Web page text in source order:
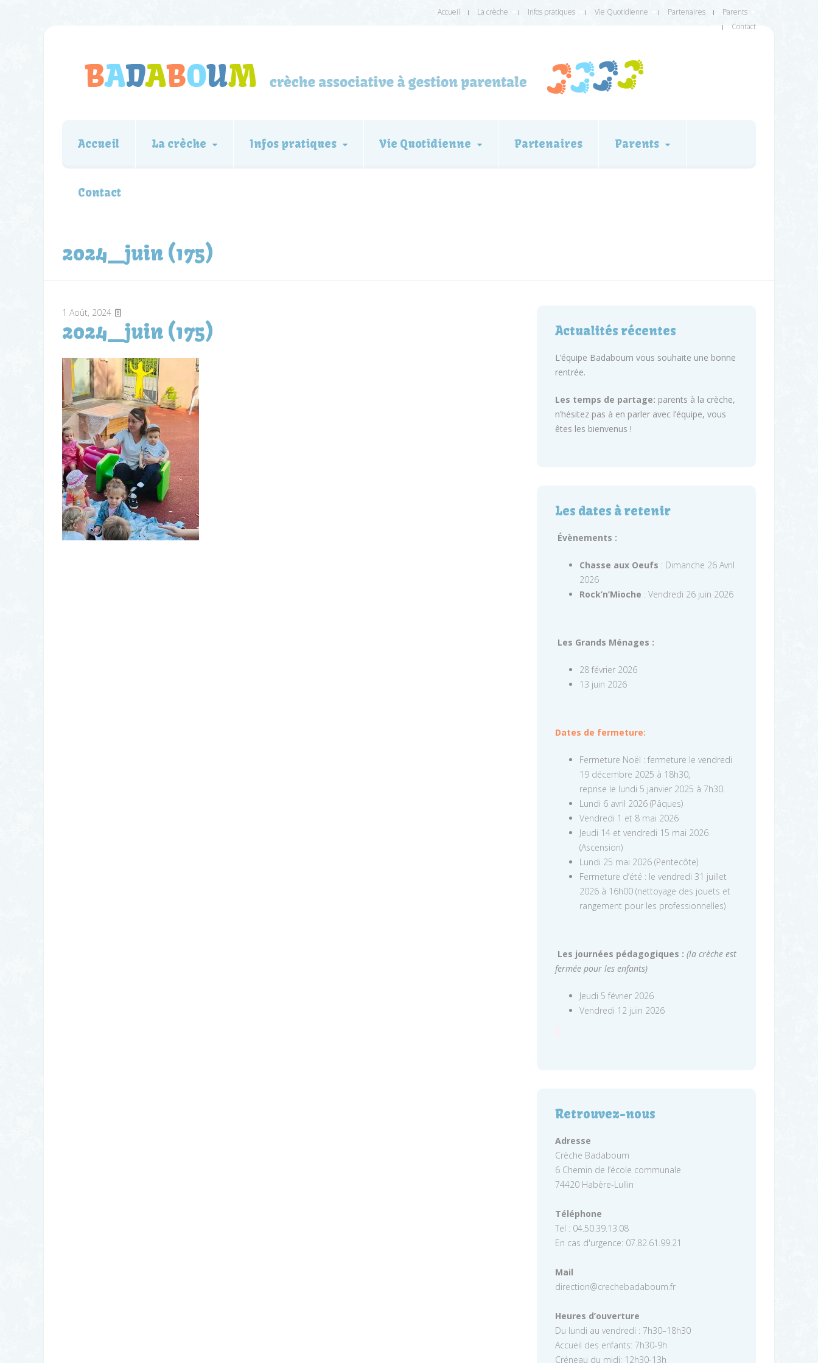
Accueil La crèche Infos pratiques Vie Quotidienne Partenaires
Parents
Contact
Accueil La crèche Infos pratiques Vie Quotidienne Partenaires Parents
Contact
2024_juin (175)
1 Août, 2024
2024_juin (175) Actualités récentes
L’équipe Badaboum vous souhaite une bonne
rentrée.
Les temps de partage: parents à la crèche,
n’hésitez pas à en parler avec l’équipe, vous
êtes les bienvenus !
Les dates à retenir
Évènements :
Chasse aux Oeufs : Dimanche 26 Avril
2026
Rock’n’Mioche : Vendredi 26 juin 2026
Les Grands Ménages :
28 février 2026
13 juin 2026
Dates de fermeture:
Fermeture Noël : fermeture le vendredi
19 décembre 2025 à 18h30,
reprise le lundi 5 janvier 2025 à 7h30.
Lundi 6 avril 2026 (Pâques)
Vendredi 1 et 8 mai 2026
Jeudi 14 et vendredi 15 mai 2026
(Ascension)
Lundi 25 mai 2026 (Pentecôte)
Fermeture d’été : le vendredi 31 juillet
2026 à 16h00 (nettoyage des jouets et
rangement pour les professionnelles)
Les journées pédagogiques : (la crèche est
fermée pour les enfants)
Jeudi 5 février 2026
Vendredi 12 juin 2026
Retrouvez-nous
Adresse
Crèche Badaboum
6 Chemin de l’école communale
74420 Habère-Lullin
Téléphone
Tel : 04.50.39.13.08
En cas d'urgence: 07.82.61.99.21
Mail
direction@crechebadaboum.fr
Heures d’ouverture
Du lundi au vendredi : 7h30–18h30
Accueil des enfants: 7h30-9h
Créneau du midi: 12h30-13h